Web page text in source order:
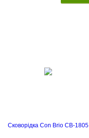
Сковорідка Con Brio CB-1805